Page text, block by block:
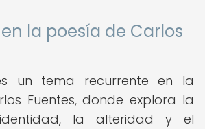
la poesía de Carlos
un tema recurrente en la
Fuentes, donde explora la
la alteridad y el